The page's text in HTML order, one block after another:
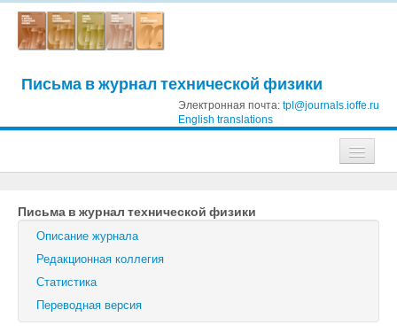
Письма в журнал технической физики
Электронная почта: tpl@journals.ioffe.ru
English translations
Журнал технической физики
Письма в Журнал технической физики
Физика твердого тела
Физика и техника полупроводников
Письма в журнал технической физики
Описание журнала
Редакционная коллегия
Статистика
Переводная версия